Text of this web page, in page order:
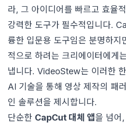
라, 그 아이디어를 빠르고 효율
강력한 도구가 필수적입니다.
륭한 입문용 도구임은 분명하지
적으로 하려는 크리에이터에게
냅니다. VideoStew는 이러한
AI 기술을 통해 영상 제작의 패
인 솔루션을 제시합니다.
단순한 CapCut 대체 앱을 넘어